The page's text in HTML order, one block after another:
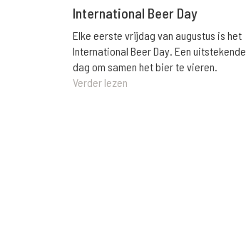
International Beer Day
Elke eerste vrijdag van augustus is het
International Beer Day. Een uitstekende
dag om samen het bier te vieren.
Verder lezen